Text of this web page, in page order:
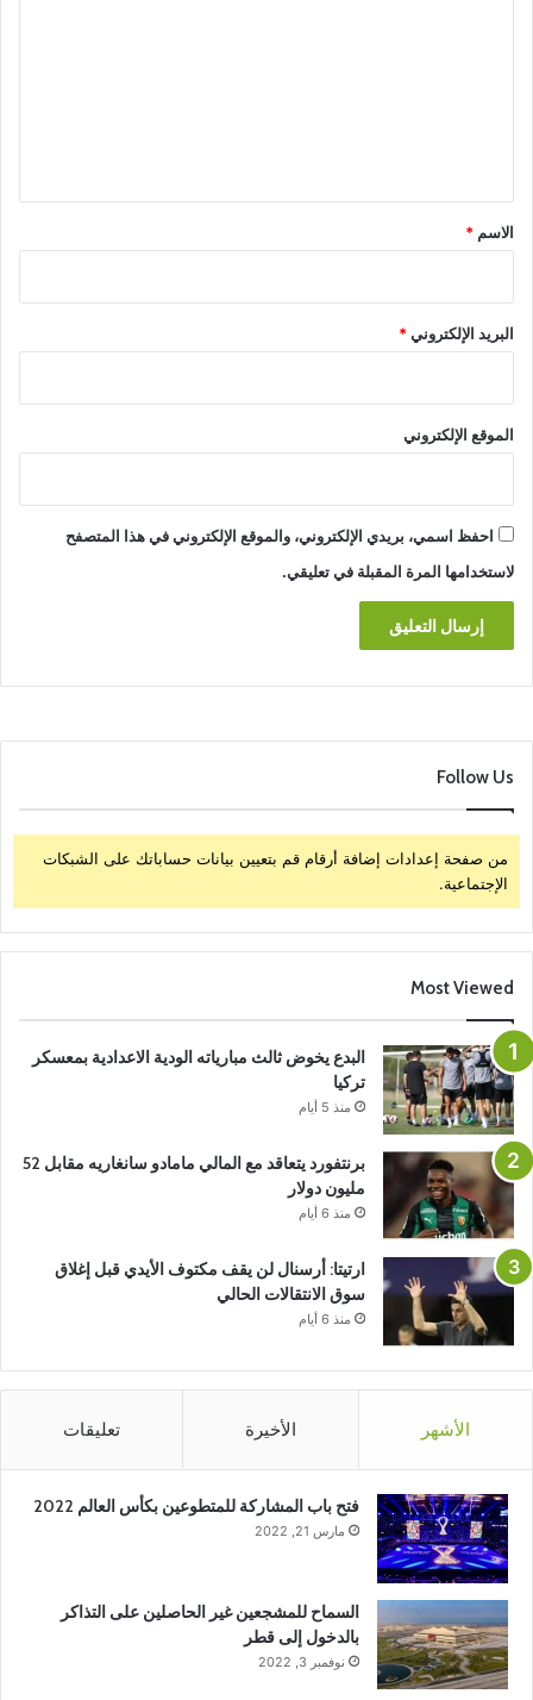
*
الاسم *
البريد الإلكتروني*
الموقع الإلكتروني
احفظ اسمي، بريدي الإلكتروني، والموقع الإلكتروني في هذا المتصفح
لاستخدامها المرة المقبلة في تعليقي.
Follow Us
من صفحة إعدادات إضافة أرقام قم بتعيين بيانات حساباتك على الشبكات
الإجتماعية.
Most Viewed
البدع يخوض ثالث مبارياته الودية الاعدادية بمعسكر
تركيا
منذ 5 أيام
برنتفورد يتعاقد مع المالي مامادو سانغاريه مقابل 52
مليون دولار
منذ 6 أيام
ارتيتا: أرسنال لن يقف مكتوف الأيدي قبل إغلاق
سوق الانتقالات الحالي
منذ 6 أيام
الأشهر الأخيرة تعليقات
فتح باب المشاركة للمتطوعين بكأس العالم 2022
مارس 21, 2022
السماح للمشجعين غير الحاصلين على التذاكر
بالدخول إلى قطر
نوفمبر 3, 2022